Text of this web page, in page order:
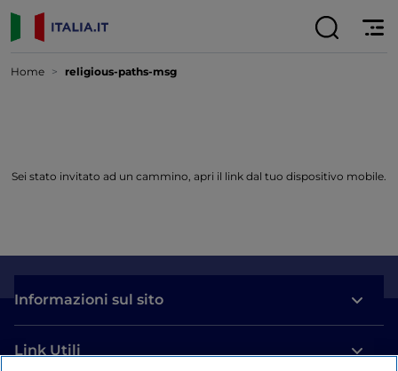
Home religious-paths-msg
Sei stato invitato ad un cammino, apri il link dal tuo dispositivo mobile.
Informazioni sul sito
Link Utili